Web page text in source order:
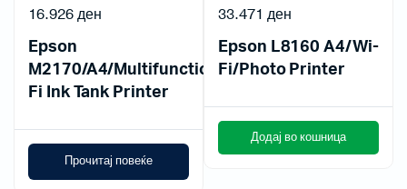
Epson
M2170/A4/Multifunction/Mono/Wi-
Fi Ink Tank Printer
16.926ден
Прочитај повеќе
Epson L8160 A4/Wi-
Fi/Photo Printer
33.471 ден
Додај во кошница